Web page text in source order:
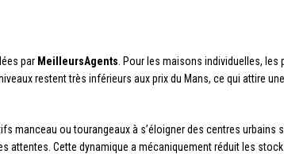
par MeilleursAgents . Pour les maisons individuelles, les
restent très inférieurs aux prix du Mans, ce qui attire une
manceau ou tourangeaux à s’éloigner des centres urbains
attentes. Cette dynamique a mécaniquement réduit les